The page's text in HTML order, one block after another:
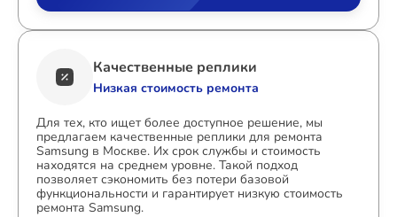
Качественные реплики
Низкая стоимость ремонта
Для тех, кто ищет более доступное решение, мы
предлагаем качественные реплики для ремонта
Samsung в Москве. Их срок службы и стоимость
находятся на среднем уровне. Такой подход
позволяет сэкономить без потери базовой
функциональности и гарантирует низкую стоимость
ремонта Samsung.